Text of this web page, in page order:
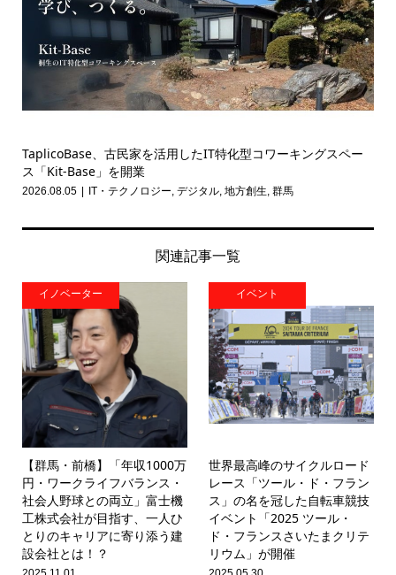
TaplicoBase、古民家を活用したIT特化型コワーキングスペー
ス「Kit-Base」を開業
2026.08.05 IT・テクノロジー, デジタル, 地方創生, 群馬
関連記事一覧
イノベーター
【群馬・前橋】「年収1000万
円・ワークライフバランス・
社会人野球との両立」富士機
工株式会社が目指す、一人ひ
とりのキャリアに寄り添う建
設会社とは！？
イベント
世界最高峰のサイクルロード
レース「ツール・ド・フラン
ス」の名を冠した自転車競技
イベント「2025 ツール・
ド・フランスさいたまクリテ
リウム」が開催